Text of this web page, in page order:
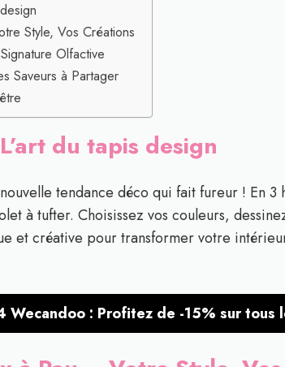
Style, Vos Créations
Olfactive
Saveurs à Partager
du tapis design
tendance déco qui fait fureur ! En 3
à tufter. Choisissez vos couleurs,
et créative pour transformer votre
Wecandoo : Profitez de -15% sur